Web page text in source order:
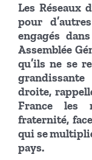
Les Réseaux
pour
engagés
Assemblée
qu’ils ne se
droite,
France les
fraternité,
qui se
pays.